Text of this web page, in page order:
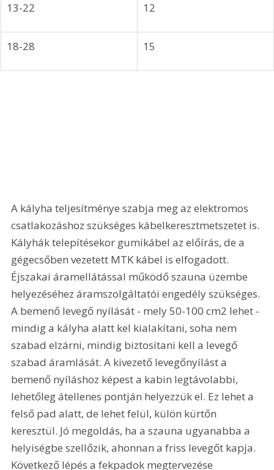
13-22 12
18-28 15
A kályha teljesítménye szabja meg az elektromos
csatlakozáshoz szükséges kábelkeresztmetszetet is.
Kályhák telepítésekor gumikábel az előírás, de a
gégecsőben vezetett MTK kábel is elfogadott.
Éjszakai áramellátással működő szauna üzembe
helyezéséhez áramszolgáltatói engedély szükséges.
A bemenő levegő nyílását - mely 50-100 cm2 lehet -
mindig a kályha alatt kel kialakítani, soha nem
szabad elzárni, mindig biztosítani kell a levegő
szabad áramlását. A kivezető levegőnyílást a
bemenő nyíláshoz képest a kabin legtávolabbi,
lehetőleg átellenes pontján helyezzük el. Ez lehet a
felső pad alatt, de lehet felül, külön kürtőn
keresztül. Jó megoldás, ha a szauna ugyanabba a
helyiségbe szellőzik, ahonnan a friss levegőt kapja.
Következő lépés a fekpadok megtervezése